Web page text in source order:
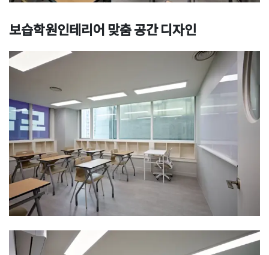
보습학원인테리어 맞춤 공간 디자인